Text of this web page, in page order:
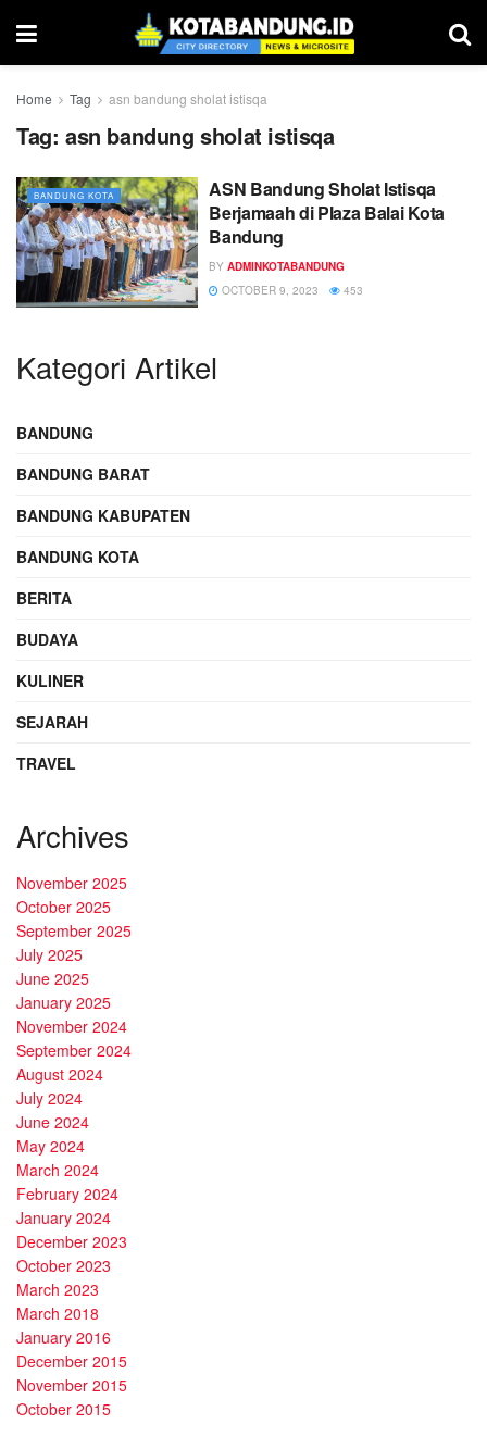
Home Tag asn bandung sholat istisqa
Tag: asn bandung sholat istisqa
BANDUNG KOTA
ASN Bandung Sholat Istisqa
Berjamaah di Plaza Balai Kota
Bandung
BY ADMINKOTABANDUNG
OCTOBER 9, 2023
453
Kategori Artikel
BANDUNG
BANDUNG BARAT
BANDUNG KABUPATEN
BANDUNG KOTA
BERITA
BUDAYA
KULINER
SEJARAH
TRAVEL
Archives
November 2025
October 2025
September 2025
July 2025
June 2025
January 2025
November 2024
September 2024
August 2024
July 2024
June 2024
May 2024
March 2024
February 2024
January 2024
December 2023
October 2023
March 2023
March 2018
January 2016
December 2015
November 2015
October 2015